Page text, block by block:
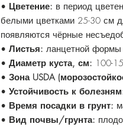
• Цветение: в период
белыми цветками 25-30 см
появляются чёрные
• Листья: ланцетной формы
• Диаметр куста, см: 100-
• Зона USDA
• Устойчивость к
• Время посадки в грунт:
• Вид почвы/грунта: